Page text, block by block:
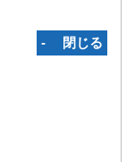
‐ 閉じる